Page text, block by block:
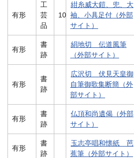
有形
工
芸
品
10
紺糸威大鎧、兜、大
袖、小具足付（外部
サイト）
有形
書
跡
絹地切 伝道風筆
（外部サイト）
有形
書
跡
広沢切 伏見天皇御
自筆御歌集断簡（外
部サイト）
有形
書
跡
仏頂和尚遺偈（外部
サイト）
有形
書
跡
玉志亭唱和懐紙 芭
蕉筆（外部サイト）